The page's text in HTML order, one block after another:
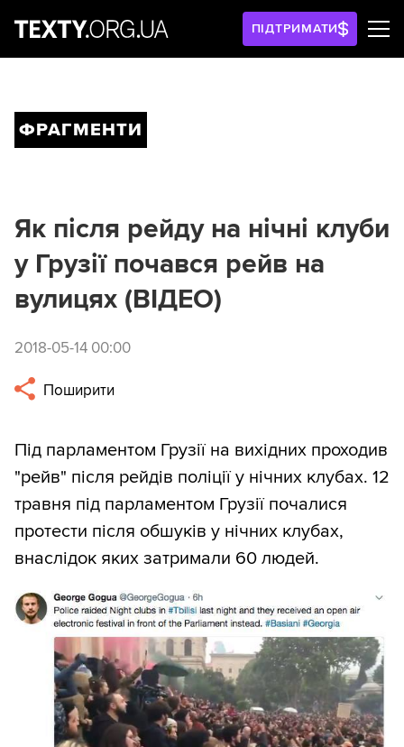
ПІДТРИМАТИ
ФРАГМЕНТИ
Як після рейду на нічні клуби
у Грузії почався рейв на
вулицях (ВІДЕО)
2018-05-14 00:00
Поширити
Під парламентом Грузії на вихідних проходив
"рейв" після рейдів поліції у нічних клубах. 12
травня під парламентом Грузії почалися
протести після обшуків у нічних клубах,
внаслідок яких затримали 60 людей.